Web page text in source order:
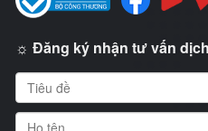
☼ Đăng ký nhận tư vấn